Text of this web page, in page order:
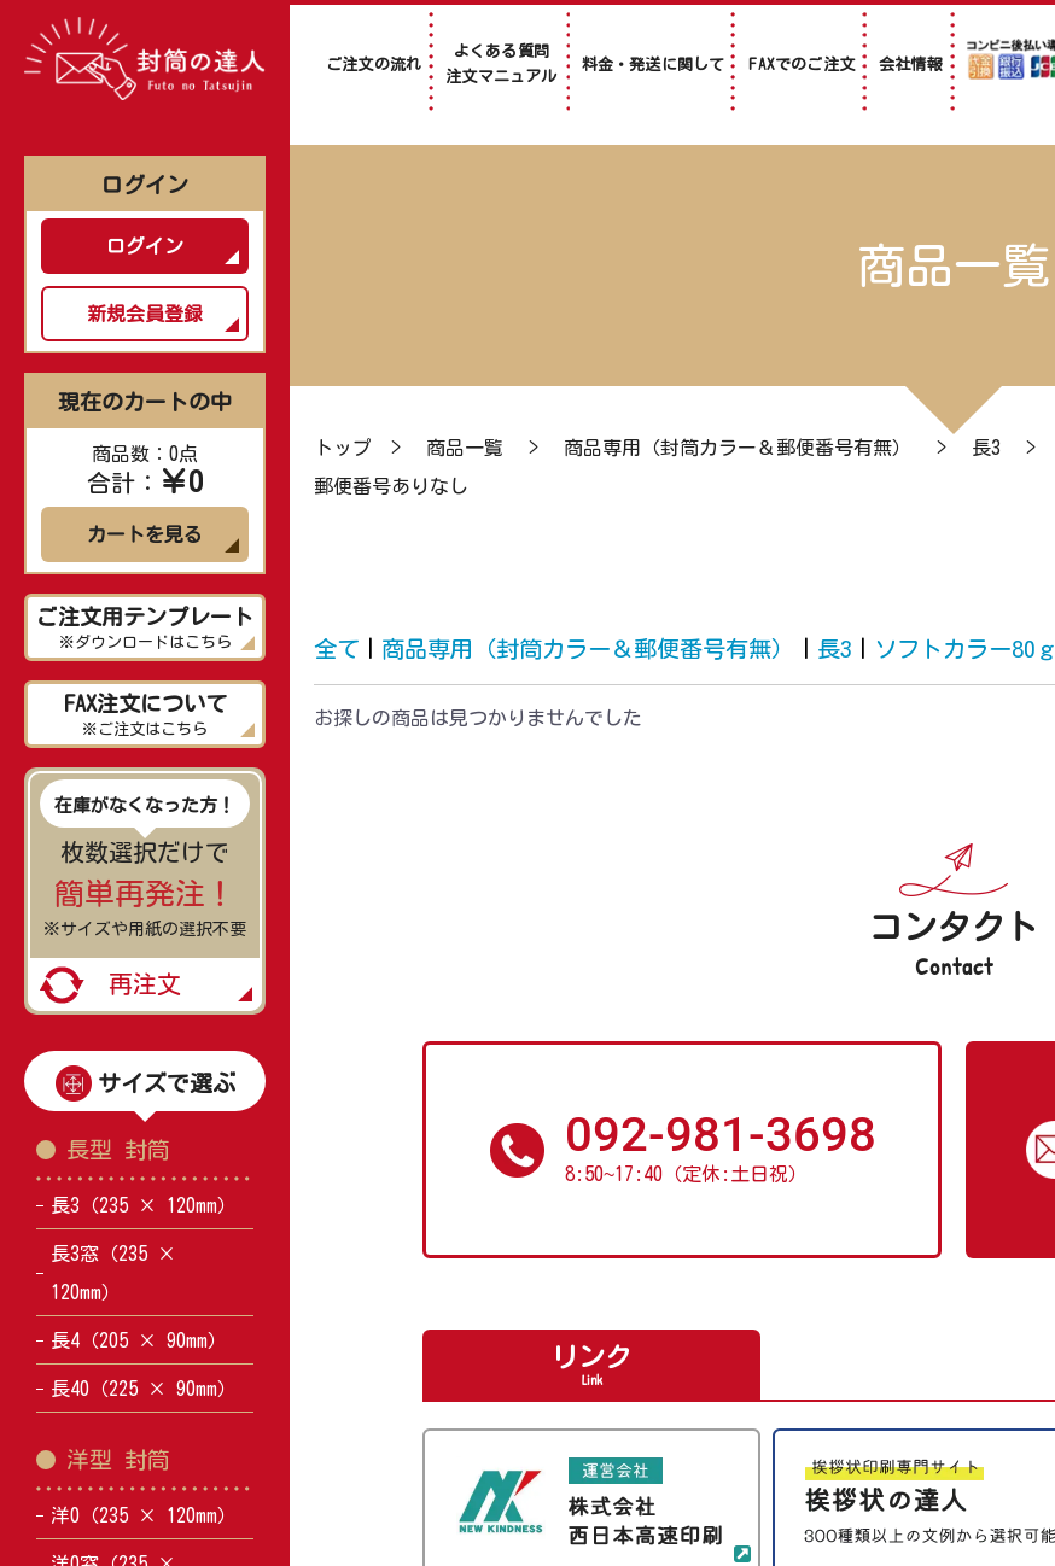
ご注文の流れ
よくある質問
注文マニュアル
料金・発送に関して FAXでのご注文 会社情報
ログイン
ログイン
新規会員登録
現在のカートの中
商品数：0点
合計： ￥0
カートを見る
ご注文用テンプレート
※ダウンロードはこちら
FAX注文について
※ご注文はこちら
在庫がなくなった方！
枚数選択だけで
簡単再発注！
※サイズや用紙の選択不要
再注文
サイズで選ぶ
長型 封筒
長3（235 × 120mm）
長3窓（235 ×
120mm）
長4（205 × 90mm）
長40（225 × 90mm）
洋型 封筒
洋0（235 × 120mm）
商品一覧
トップ > 商品一覧 > 商品専用（封筒カラー＆郵便番号有無） > 長3 >
郵便番号ありなし
全て 商品専用（封筒カラー＆郵便番号有無） 長3 ソフトカラー80ｇ
お探しの商品は見つかりませんでした
コンタクト
Contact
092-981-3698
8:50~17:40（定休:土日祝）
リンク
Link